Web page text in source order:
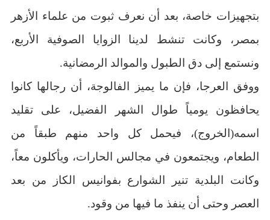
بتجهيزات خاصة، بعد أن نعرف ثبوت من علماء الأزهر
بمصر، وكانت تنشط لدينا الزوايا الصوفية الأربع،
ونستمع إلى دق الطبول والموالد الرمضانية.
ووفق العرجا، فإن ما يميز الفالوجة، أن رجالها كانوا
يحافظون يومياً طوال الشهر الفضيل، على تقليد
اسمه(الخروج)، فيحمل كل واحد منهم طبقاً من
الطعام، ويجتمعون في مجالس الحارات، ويأكلون معاً،
وكانت البلدية تنير الشوارع بفوانيس الكاز من بعد
العصر وحتى أن ينفذ ما فيها من وقود.